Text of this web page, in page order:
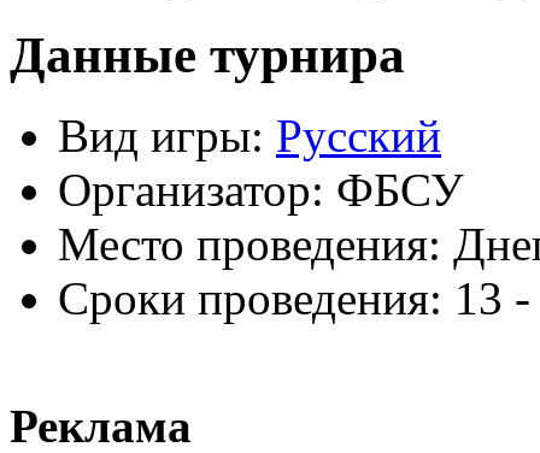
Данные турнира
Вид игры: Русский
Организатор: ФБСУ
Место проведения:
Сроки проведения: 13
Реклама